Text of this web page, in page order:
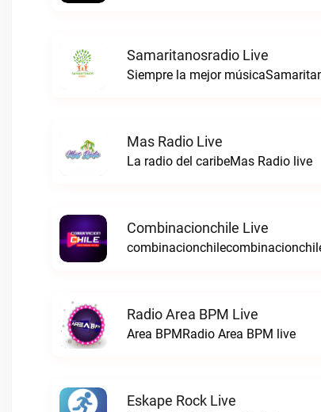
Samaritanosradio Live
Siempre la mejor
Mas Radio Live
La radio del caribeMas Radio live
Combinacionchile Live
Radio Area BPM Live
Area BPMRadio Area BPM live
Eskape Rock Live